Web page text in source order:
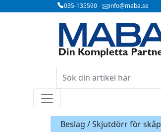
035-135590 info@maba.se
Beslag /Skjutdörr för skåp